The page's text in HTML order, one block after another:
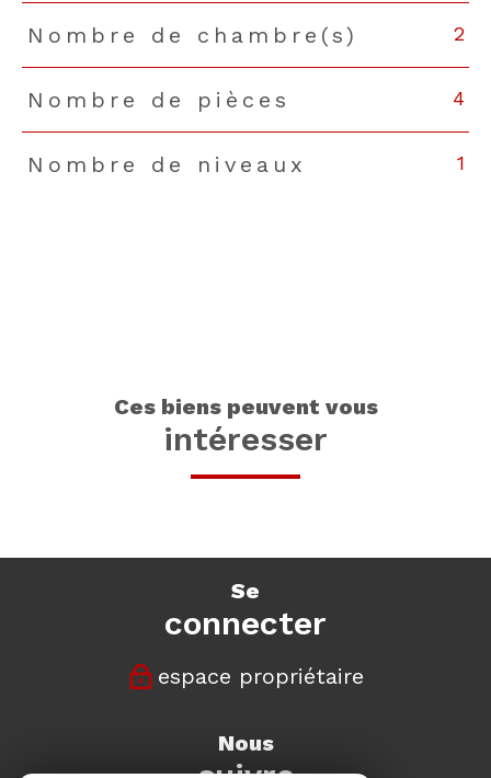
Nombre de chambre(s) 2
Nombre de pièces 4
Nombre de niveaux 1
ces biens peuvent vous
intéresser
se
connecter
espace propriétaire
nous